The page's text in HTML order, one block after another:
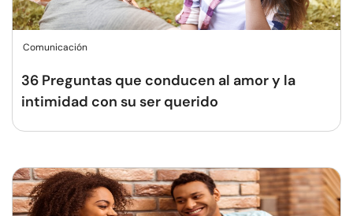
Comunicación
36 Preguntas que conducen al amor y la
intimidad con su ser querido